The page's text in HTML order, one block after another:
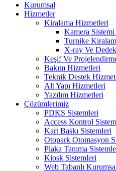
Kurumsal
Hizmetler
Kiralama Hizmetleri
Kamera
Turnike
X-ray Ve
Keşif Ve
Bakım Hizmetleri
Teknik Destek
Alt Yapı Hizmetleri
Yazılım Hizmetleri
Çözümlerimiz
PDKS Sistemleri
Access Kontrol
Kart Baskı Sistemleri
Otopark Otomasyon
Plaka Tanıma
Kiosk Sistemleri
Web Tabanlı